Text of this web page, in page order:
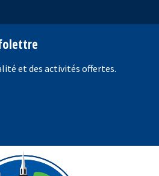
et des activités offertes.